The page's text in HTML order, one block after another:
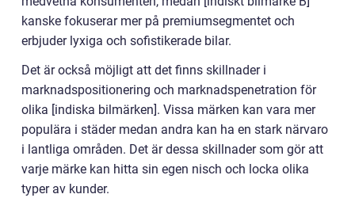
kanske fokuserar mer på premiumsegmentet och
erbjuder lyxiga och sofistikerade bilar.
Det är också möjligt att det finns skillnader i
marknadspositionering och marknadspenetration för
olika [indiska bilmärken]. Vissa märken kan vara mer
populära i städer medan andra kan ha en stark närvaro
i lantliga områden. Det är dessa skillnader som gör att
varje märke kan hitta sin egen nisch och locka olika
typer av kunder.